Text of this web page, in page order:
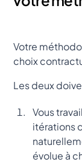
Votre
choix
Les deux
Vous
itérations
évolue à